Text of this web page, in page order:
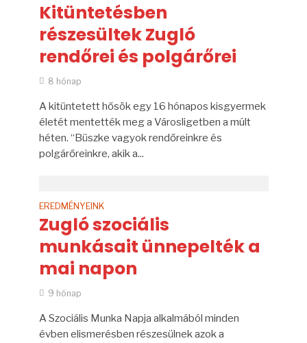
Kitüntetésben
részesültek Zugló
rendőrei és polgárőrei
8 hónap
A kitüntetett hősök egy 16 hónapos kisgyermek
életét mentették meg a Városligetben a múlt
héten. “Büszke vagyok rendőreinkre és
polgárőreinkre, akik a...
EREDMÉNYEINK
Zugló szociális
munkásait ünnepelték a
mai napon
9 hónap
A Szociális Munka Napja alkalmából minden
évben elismerésben részesülnek azok a